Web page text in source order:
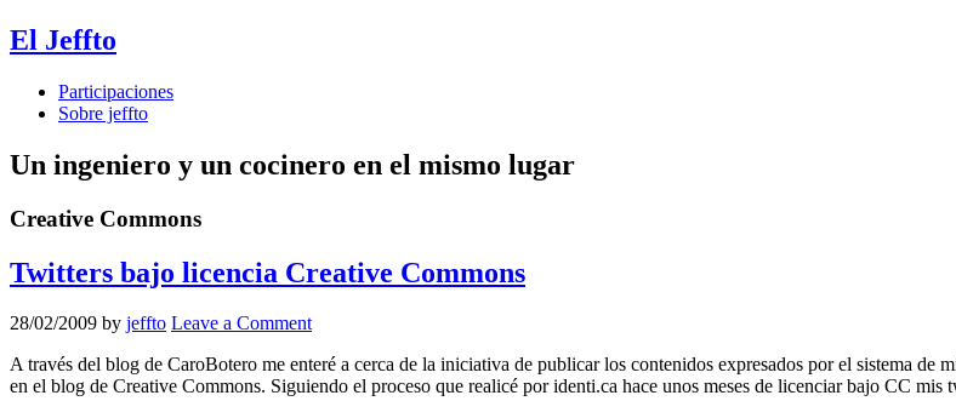
El Jeffto
Participaciones
Sobre jeffto
Un ingeniero y un cocinero en el mismo lugar
Creative Commons
Twitters bajo licencia Creative Commons
28/02/2009 by jeffto Leave a Comment
A través del blog de CaroBotero me enteré a cerca de la iniciativa de publicar los contenidos expresados por el sistema
en el blog de Creative Commons. Siguiendo el proceso que realicé por identi.ca hace unos meses de licenciar bajo CC